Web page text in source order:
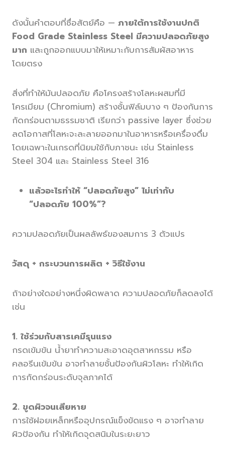
ดังนั้นคำตอบที่ซื่อสัตย์คือ — ภายใต้การใช้งานปกติ
Food Grade Stainless Steel มีความปลอดภัยสูง
มาก และถูกออกแบบมาให้เหมาะกับการสัมผัสอาหาร
โดยตรง
สิ่งที่ทำให้มันปลอดภัย คือโครงสร้างโลหะผสมที่มี
โครเมียม (Chromium) สร้างชั้นฟิล์มบาง ๆ ป้องกันการ
กัดกร่อนตามธรรมชาติ เรียกว่า passive layer ซึ่งช่วย
ลดโอกาสที่โลหะจะละลายออกมาในอาหารหรือเครื่องดื่ม
โดยเฉพาะในเกรดที่นิยมใช้กับภาชนะ เช่น Stainless
Steel 304 และ Stainless Steel 316
แล้วอะไรทำให้ “ปลอดภัยสูง” ไม่เท่ากับ
“ปลอดภัย 100%”?
ความปลอดภัยเป็นผลลัพธ์ของสมการ 3 ตัวแปร
วัสดุ + กระบวนการผลิต + วิธีใช้งาน
ถ้าอย่างใดอย่างหนึ่งผิดพลาด ความปลอดภัยก็ลดลงได้
เช่น
1. ใช้ร่วมกับสารเคมีรุนแรง
กรดเข้มข้น น้ำยาทำความสะอาดอุตสาหกรรม หรือ
คลอรีนเข้มข้น อาจทำลายชั้นป้องกันผิวโลหะ ทำให้เกิด
การกัดกร่อนระดับจุลภาคได้
2. ขูดผิวจนเสียหาย
การใช้ฝอยเหล็กหรืออุปกรณ์แข็งขัดแรง ๆ อาจทำลาย
ผิวป้องกัน ทำให้เกิดจุดสนิมในระยะยาว